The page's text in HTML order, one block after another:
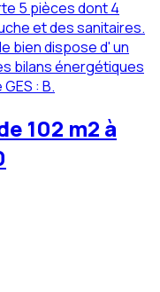
5 pièces dont 4
et des sanitaires.
bien dispose d' un
bilans énergétiques
: B.
102 m2 à